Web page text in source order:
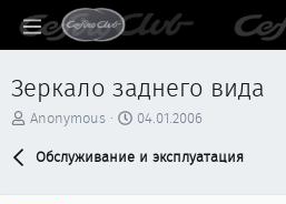
Зеркало заднего вида
А
Anonymous
Д
т
04.01.2006
Обслуживание и эксплуатация